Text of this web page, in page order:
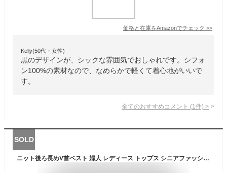
価格と在庫をAmazonでチェック >>
Kelly(50代・女性)
黒のデザインが、シックな雰囲気でおしゃれです。シフォ
ン100%の素材なので、なめらかで軽くて着心地がいいで
す。
全てのおすすめコメント (1 件) >
SOLD
ニット後ろ長めV首ベスト 婦人 レディース トップス シニアファッション 敬老の日 母の日 ギフト シニア プレゼント お祝い 高齢者 70代 80代 90代 介護 おばあちゃん お年寄り春物 夏物 春夏